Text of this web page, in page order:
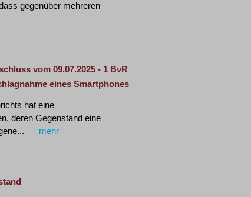
gegenüber mehreren
vom 09.07.2025 - 1 BvR
eines Smartphones
hat eine
deren Gegenstand eine
mehr